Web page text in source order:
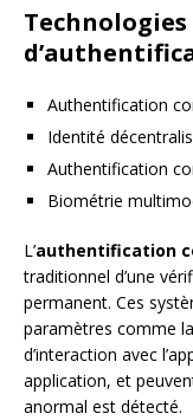
Authentification
Identité
Authentification
Biométrie
L’authentification
traditionnel d’une
permanent. Ces
paramètres comme
d’interaction avec
application, et
anormal est détecté.